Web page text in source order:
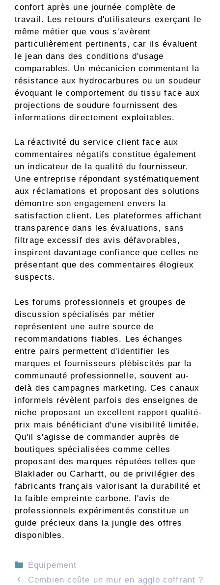
confort après une journée complète de
travail. Les retours d'utilisateurs exerçant le
même métier que vous s'avèrent
particulièrement pertinents, car ils évaluent
le jean dans des conditions d'usage
comparables. Un mécanicien commentant la
résistance aux hydrocarbures ou un soudeur
évoquant le comportement du tissu face aux
projections de soudure fournissent des
informations directement exploitables.
La réactivité du service client face aux
commentaires négatifs constitue également
un indicateur de la qualité du fournisseur.
Une entreprise répondant systématiquement
aux réclamations et proposant des solutions
démontre son engagement envers la
satisfaction client. Les plateformes affichant
transparence dans les évaluations, sans
filtrage excessif des avis défavorables,
inspirent davantage confiance que celles ne
présentant que des commentaires élogieux
suspects.
Les forums professionnels et groupes de
discussion spécialisés par métier
représentent une autre source de
recommandations fiables. Les échanges
entre pairs permettent d'identifier les
marques et fournisseurs plébiscités par la
communauté professionnelle, souvent au-
delà des campagnes marketing. Ces canaux
informels révèlent parfois des enseignes de
niche proposant un excellent rapport qualité-
prix mais bénéficiant d'une visibilité limitée.
Qu'il s'agisse de commander auprès de
boutiques spécialisées comme celles
proposant des marques réputées telles que
Blaklader ou Carhartt, ou de privilégier des
fabricants français valorisant la durabilité et
la faible empreinte carbone, l'avis de
professionnels expérimentés constitue un
guide précieux dans la jungle des offres
disponibles.
Catégories
Équipement
Combien coûte un mur en agglo coffrant ?